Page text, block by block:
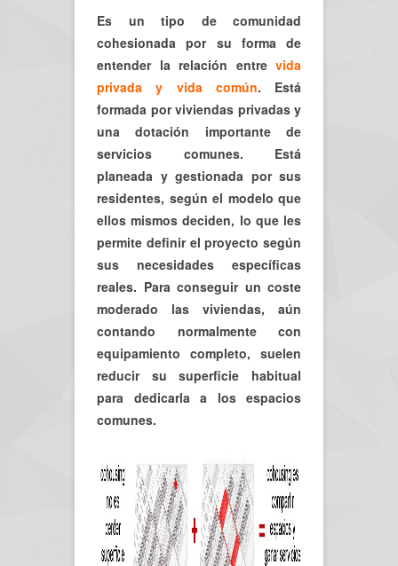
Es un tipo de comunidad
cohesionada por su forma de
entender la relación entre vida
privada y vida común. Está
formada por viviendas privadas y
una dotación importante de
servicios comunes. Está
planeada y gestionada por sus
residentes, según el modelo que
ellos mismos deciden, lo que les
permite definir el proyecto según
sus necesidades específicas
reales. Para conseguir un coste
moderado las viviendas, aún
contando normalmente con
equipamiento completo, suelen
reducir su superficie habitual
para dedicarla a los espacios
comunes.